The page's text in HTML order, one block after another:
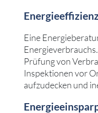
Eine
Prüfung von
Inspektionen vor
aufzudecken und